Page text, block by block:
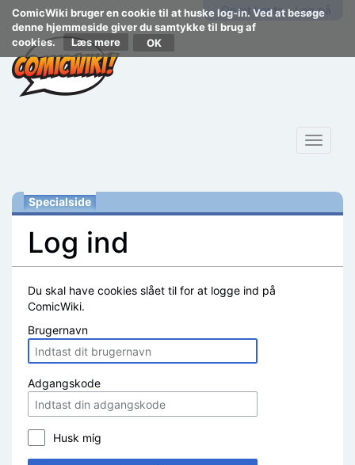
ComicWiki bruger en cookie til at huske log-in. Ved at besøge
denne hjemmeside giver du samtykke til brug af
cookies.
Læs mere
Opret konto Log på
Toggle
Specialside
Log ind
Du skal have cookies slået til for at logge ind på
ComicWiki.
Brugernavn
Adgangskode
Husk mig